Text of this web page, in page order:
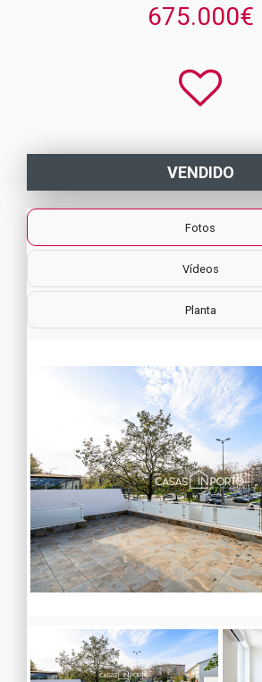
675.000€
VENDIDO
Fotos
Vídeos
Planta